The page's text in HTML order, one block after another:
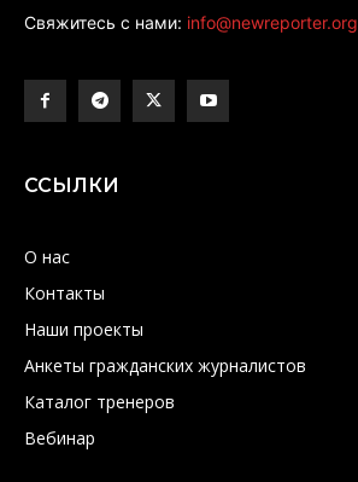
Свяжитесь с нами: info@newreporter.org
ССЫЛКИ
О нас
Контакты
Наши проекты
Анкеты гражданских журналистов
Каталог тренеров
Вебинар